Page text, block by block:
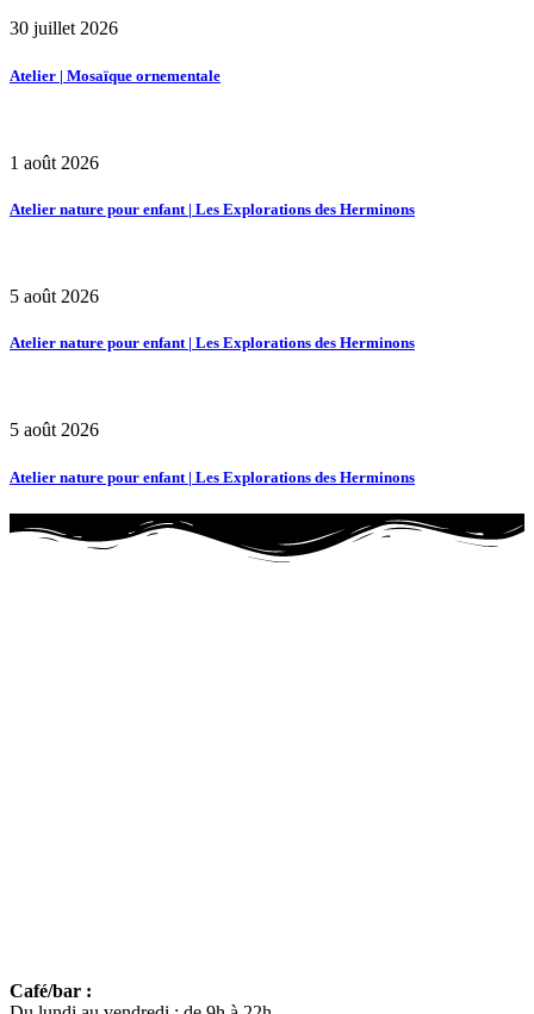
30 juillet 2026
Atelier | Mosaïque ornementale
1 août 2026
Atelier nature pour enfant | Les Explorations des Herminons
5 août 2026
Atelier nature pour enfant | Les Explorations des Herminons
5 août 2026
Atelier nature pour enfant | Les Explorations des Herminons
Café/bar :